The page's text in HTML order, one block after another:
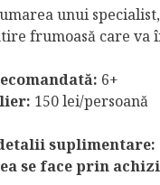
unui
frumoasă care va
6+
150 lei/persoană
suplimentare:
se face prin